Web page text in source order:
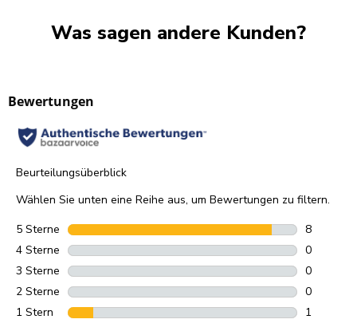
Was sagen andere Kunden?